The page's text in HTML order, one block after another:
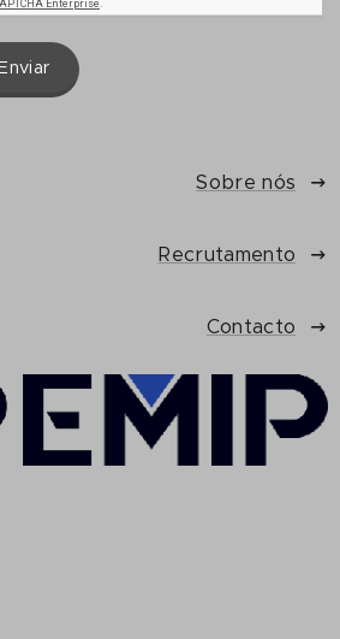
Sobre nós
Recrutamento
Contacto